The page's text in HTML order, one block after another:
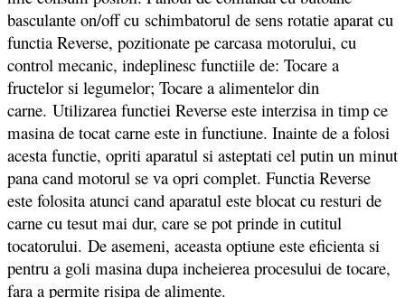
basculante on/off cu schimbatorul de sens rotatie aparat cu
functia Reverse, pozitionate pe carcasa motorului, cu
control mecanic, indeplinesc functiile de: Tocare a
fructelor si legumelor; Tocare a alimentelor din
carne. Utilizarea functiei Reverse este interzisa in timp ce
masina de tocat carne este in functiune. Inainte de a folosi
acesta functie, opriti aparatul si asteptati cel putin un minut
pana cand motorul se va opri complet. Functia Reverse
este folosita atunci cand aparatul este blocat cu resturi de
carne cu tesut mai dur, care se pot prinde in cutitul
tocatorului. De asemeni, aceasta optiune este eficienta si
pentru a goli masina dupa incheierea procesului de tocare,
fara a permite risipa de alimente.